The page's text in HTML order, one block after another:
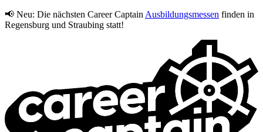
📢 Neu: Die nächsten Career Captain Ausbildungsmessen finden in
Regensburg und Straubing statt!